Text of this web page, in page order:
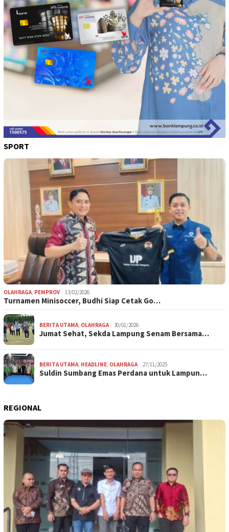
SPORT
OLAHRAGA, PEMPROV 13/02/2026
Turnamen Minisoccer, Budhi Siap Cetak Go…
BERITA UTAMA, OLAHRAGA 30/01/2026
Jumat Sehat, Sekda Lampung Senam Bersama…
BERITA UTAMA, HEADLINE, OLAHRAGA 27/11/2025
Suldin Sumbang Emas Perdana untuk Lampun…
REGIONAL